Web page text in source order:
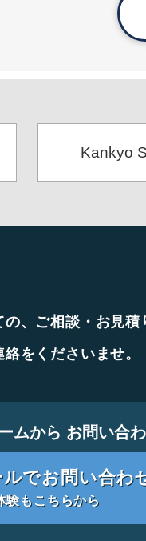
Kankyo
、ご相談・お見積
をくださいませ。
ムから お問い合
ルでお問い合わ
験もこちらから